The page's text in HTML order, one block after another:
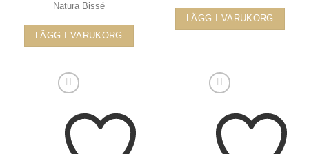
Natura Bissé
LÄGG I VARUKORG
LÄGG I VARUKORG